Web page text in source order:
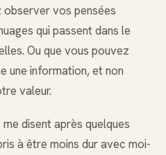
vos pensées
qui passent dans le
Ou que vous pouvez
une information, et non
valeur.
disent après quelques
à être moins dur avec moi-